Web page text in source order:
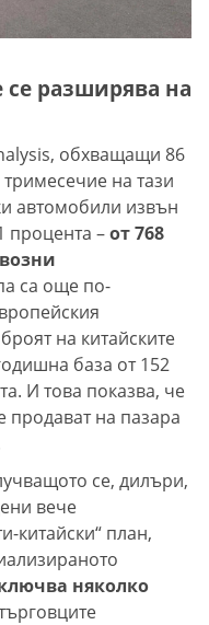
разширява на
обхващащи 86
на тази
автомобили извън
процента –от 768
са още по-
на китайските
база от 152
И това показва, че
продават на пазара
се, дилъри,
вече
китайски“ план,
няколко